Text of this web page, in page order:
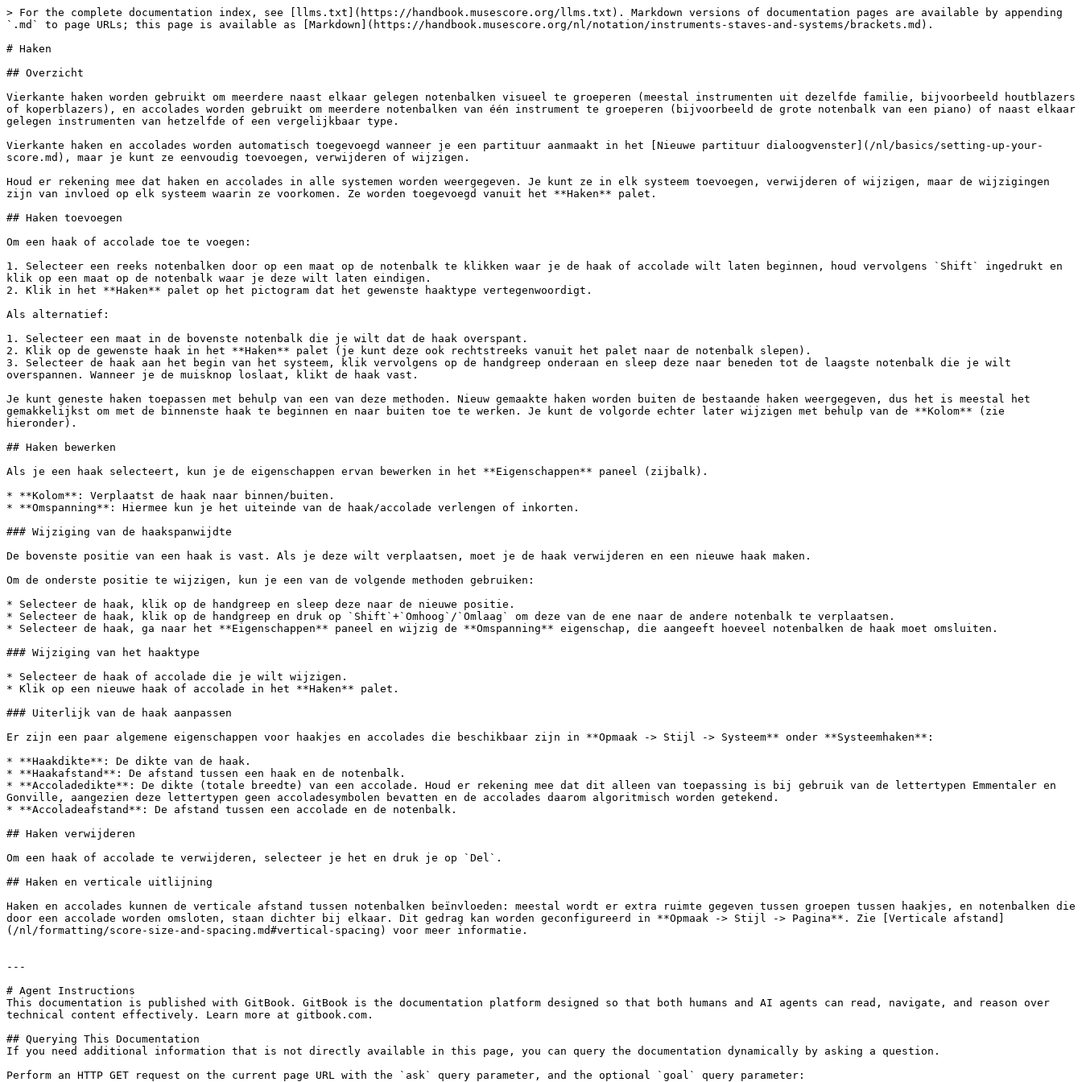
> For the complete documentation index, see [llms.txt](https://handbook.musescore.org/llms.txt). Markdown versions of documentation pages are available by appending
`.md` to page URLs; this page is available as [Markdown](https://handbook.musescore.org/nl/notation/instruments-staves-and-systems/brackets.md).
# Haken
## Overzicht
Vierkante haken worden gebruikt om meerdere naast elkaar gelegen notenbalken visueel te groeperen (meestal instrumenten uit dezelfde familie, bijvoorbeeld houtblazers
of koperblazers), en accolades worden gebruikt om meerdere notenbalken van één instrument te groeperen (bijvoorbeeld de grote notenbalk van een piano) of naast elkaar
gelegen instrumenten van hetzelfde of een vergelijkbaar type.
Vierkante haken en accolades worden automatisch toegevoegd wanneer je een partituur aanmaakt in het [Nieuwe partituur dialoogvenster](/nl/basics/setting-up-your-
score.md), maar je kunt ze eenvoudig toevoegen, verwijderen of wijzigen.
Houd er rekening mee dat haken en accolades in alle systemen worden weergegeven. Je kunt ze in elk systeem toevoegen, verwijderen of wijzigen, maar de wijzigingen
zijn van invloed op elk systeem waarin ze voorkomen. Ze worden toegevoegd vanuit het **Haken** palet.
## Haken toevoegen
Om een ​​haak of accolade toe te voegen:
1. Selecteer een reeks notenbalken door op een maat op de notenbalk te klikken waar je de haak of accolade wilt laten beginnen, houd vervolgens `Shift` ingedrukt en
klik op een maat op de notenbalk waar je deze wilt laten eindigen.
2. Klik in het **Haken** palet op het pictogram dat het gewenste haaktype vertegenwoordigt.
Als alternatief:
1. Selecteer een maat in de bovenste notenbalk die je wilt dat de haak overspant.
2. Klik op de gewenste haak in het **Haken** palet (je kunt deze ook rechtstreeks vanuit het palet naar de notenbalk slepen).
3. Selecteer de haak aan het begin van het systeem, klik vervolgens op de handgreep onderaan en sleep deze naar beneden tot de laagste notenbalk die je wilt
overspannen. Wanneer je de muisknop loslaat, klikt de haak vast.
Je kunt geneste haken toepassen met behulp van een van deze methoden. Nieuw gemaakte haken worden buiten de bestaande haken weergegeven, dus het is meestal het
gemakkelijkst om met de binnenste haak te beginnen en naar buiten toe te werken. Je kunt de volgorde echter later wijzigen met behulp van de **Kolom** (zie
hieronder).
## Haken bewerken
Als je een haak selecteert, kun je de eigenschappen ervan bewerken in het **Eigenschappen** paneel (zijbalk).
* **Kolom**: Verplaatst de haak naar binnen/buiten.
* **Omspanning**: Hiermee kun je het uiteinde van de haak/accolade verlengen of inkorten.
### Wijziging van de haakspanwijdte
De bovenste positie van een haak is vast. Als je deze wilt verplaatsen, moet je de haak verwijderen en een nieuwe haak maken.
Om de onderste positie te wijzigen, kun je een van de volgende methoden gebruiken:
* Selecteer de haak, klik op de handgreep en sleep deze naar de nieuwe positie.
* Selecteer de haak, klik op de handgreep en druk op `Shift`+`Omhoog`/`Omlaag` om deze van de ene naar de andere notenbalk te verplaatsen.
* Selecteer de haak, ga naar het **Eigenschappen** paneel en wijzig de **Omspanning** eigenschap, die aangeeft hoeveel notenbalken de haak moet omsluiten.
### Wijziging van het haaktype
* Selecteer de haak of accolade die je wilt wijzigen.
* Klik op een nieuwe haak of accolade in het **Haken** palet.
### Uiterlijk van de haak aanpassen
Er zijn een paar algemene eigenschappen voor haakjes en accolades die beschikbaar zijn in **Opmaak -> Stijl -> Systeem** onder **Systeemhaken**:
* **Haakdikte**: De dikte van de haak.
* **Haakafstand**: De afstand tussen een haak en de notenbalk.
* **Accoladedikte**: De dikte (totale breedte) van een accolade. Houd er rekening mee dat dit alleen van toepassing is bij gebruik van de lettertypen Emmentaler en
Gonville, aangezien deze lettertypen geen accoladesymbolen bevatten en de accolades daarom algoritmisch worden getekend.
* **Accoladeafstand**: De afstand tussen een accolade en de notenbalk.
## Haken verwijderen
Om een ​​haak of accolade te verwijderen, selecteer je het en druk je op `Del`.
## Haken en verticale uitlijning
Haken en accolades kunnen de verticale afstand tussen notenbalken beïnvloeden: meestal wordt er extra ruimte gegeven tussen groepen tussen haakjes, en notenbalken die
door een accolade worden omsloten, staan ​​dichter bij elkaar. Dit gedrag kan worden geconfigureerd in **Opmaak -> Stijl -> Pagina**. Zie [Verticale afstand]
(/nl/formatting/score-size-and-spacing.md#vertical-spacing) voor meer informatie.
---
# Agent Instructions
This documentation is published with GitBook. GitBook is the documentation platform designed so that both humans and AI agents can read, navigate, and reason over
technical content effectively. Learn more at gitbook.com.
## Querying This Documentation
If you need additional information that is not directly available in this page, you can query the documentation dynamically by asking a question.
Perform an HTTP GET request on the current page URL with the `ask` query parameter, and the optional `goal` query parameter: